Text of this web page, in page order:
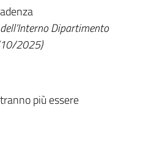
Dipartimento
2025)
più essere